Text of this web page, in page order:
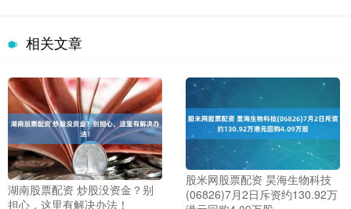
相关文章
湖南股票配资 炒股没资金？别
担心，这里有解决办法！
股米网股票配资 昊海生物科技
(06826)7月2日斥资约130.92万